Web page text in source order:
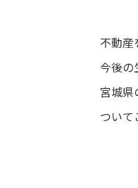
不動産
今後の
宮城県
ついて